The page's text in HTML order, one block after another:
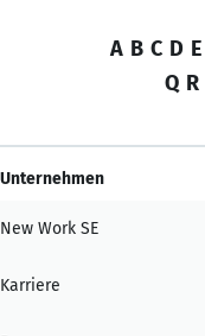
A B C D E
Q R
Unternehmen
New Work SE
Karriere